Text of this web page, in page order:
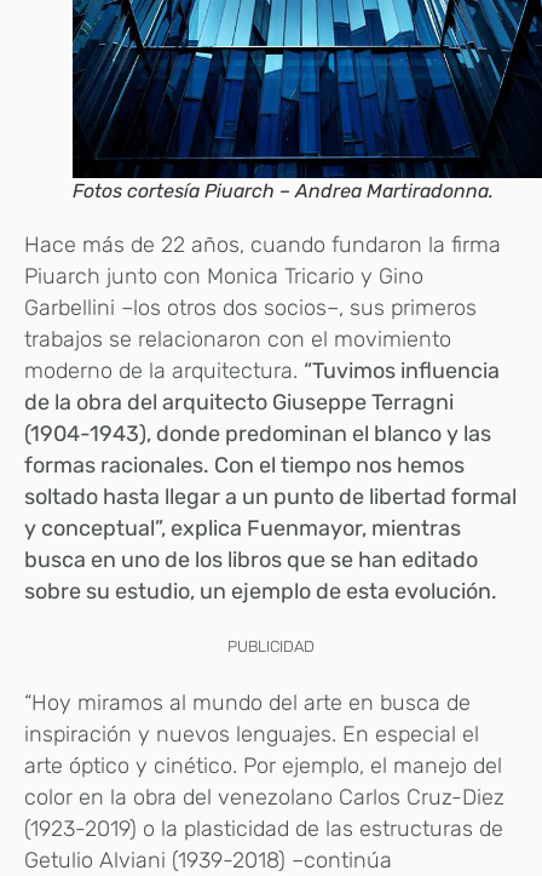
Fotos cortesía Piuarch – Andrea Martiradonna.
Hace más de 22 años, cuando fundaron la firma
Piuarch junto con Monica Tricario y Gino
Garbellini –los otros dos socios–, sus primeros
trabajos se relacionaron con el movimiento
moderno de la arquitectura. “Tuvimos influencia
de la obra del arquitecto Giuseppe Terragni
(1904-1943), donde predominan el blanco y las
formas racionales. Con el tiempo nos hemos
soltado hasta llegar a un punto de libertad formal
y conceptual”, explica Fuenmayor, mientras
busca en uno de los libros que se han editado
sobre su estudio, un ejemplo de esta evolución.
PUBLICIDAD
“Hoy miramos al mundo del arte en busca de
inspiración y nuevos lenguajes. En especial el
arte óptico y cinético. Por ejemplo, el manejo del
color en la obra del venezolano Carlos Cruz-Diez
(1923-2019) o la plasticidad de las estructuras de
Getulio Alviani (1939-2018) –continúa